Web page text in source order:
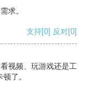
求。
支持[0] 反对[0]
视频、玩游戏还是工
了。